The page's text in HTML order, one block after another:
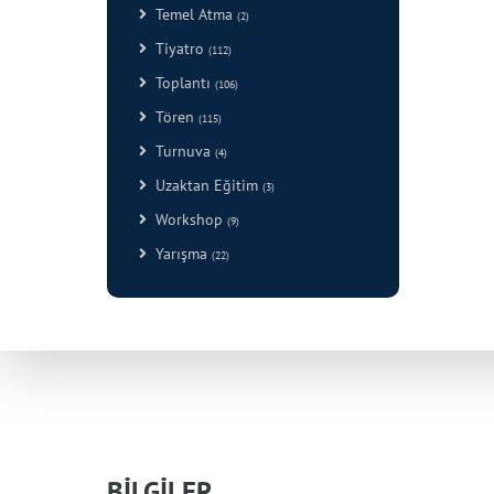
Temel Atma (2)
Tiyatro (112)
Toplantı (106)
Tören (115)
Turnuva (4)
Uzaktan Eğitim (3)
Workshop (9)
Yarışma (22)